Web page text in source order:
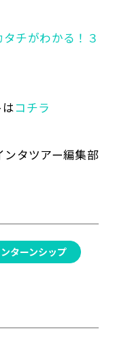
チがわかる！３
コチラ
ンタツアー編集部
ターンシップ